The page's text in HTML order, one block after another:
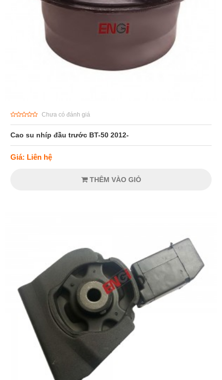
Chưa có đánh giá
Cao su nhíp đầu trước BT-50 2012-
Giá: Liên hệ
THÊM VÀO GIỎ